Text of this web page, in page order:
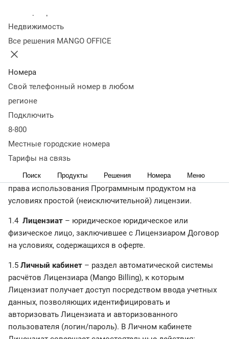
Недвижимость
Все решения MANGO OFFICE
Номера
Свой телефонный номер в любом
регионе
Подключить
8-800
Местные городские номера
Тарифы на связь
Поиск Продукты Решения Номера Меню
1. Термины и определения
адресованное любому лицу, заключить с ним настоящий
Договор.
1.2
Лицензиатом условий Договора.
1.3
Программный продукт (правообладатель) и
заключившее с Лицензиатом договор о предоставлении
права использования Программным продуктом на
условиях простой (неисключительной) лицензии.
1.4 Лицензиат – юридическое юридическое или
физическое лицо, заключившее с Лицензиаром Договор
на условиях, содержащихся в оферте.
1.5 Личный кабинет – раздел автоматической системы
расчётов Лицензиара (Mango Billing), к которым
Лицензиат получает доступ посредством ввода учетных
данных, позволяющих идентифицировать и
авторизовать Лицензиата и авторизованного
пользователя (логин/пароль). В Личном кабинете